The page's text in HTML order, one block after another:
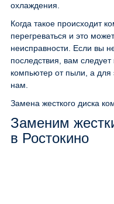
охлаждения.
Когда такое происходит
перегреваться и это
неисправности. Если вы
последствия, вам
компьютер от пыли, а для
нам.
Замена жесткого диска
Заменим
в Ростокино